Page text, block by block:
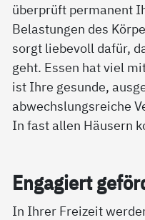
überprüft permanent
Belastungen des
sorgt liebevoll dafür,
geht. Essen hat viel
ist Ihre gesunde,
abwechslungsreiche
In fast allen Häusern
En­ga­giert
In Ihrer Freizeit